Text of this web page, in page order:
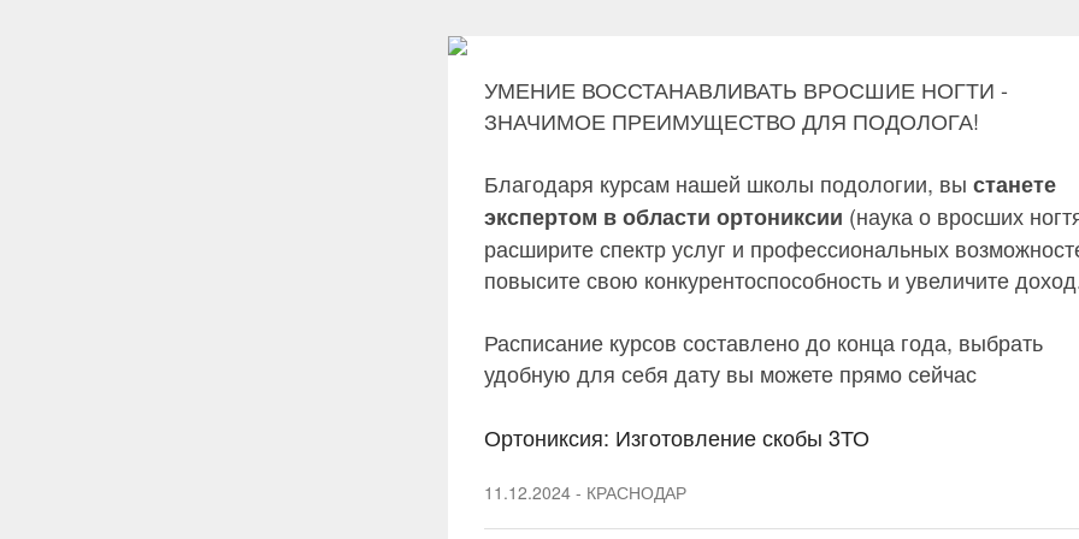
УМЕНИЕ ВОССТАНАВЛИВАТЬ ВРОСШИЕ НОГТИ -
ЗНАЧИМОЕ ПРЕИМУЩЕСТВО ДЛЯ ПОДОЛОГА!
Благодаря курсам нашей школы подологии, вы станете
экспертом в области ортониксии (наука о вросших
расширите спектр услуг и профессиональных
повысите свою конкурентоспособность и увеличите
Расписание курсов составлено до конца года, выбрать
удобную для себя дату вы можете прямо сейчас
Ортониксия: Изготовление скобы 3ТО
11.12.2024 - КРАСНОДАР